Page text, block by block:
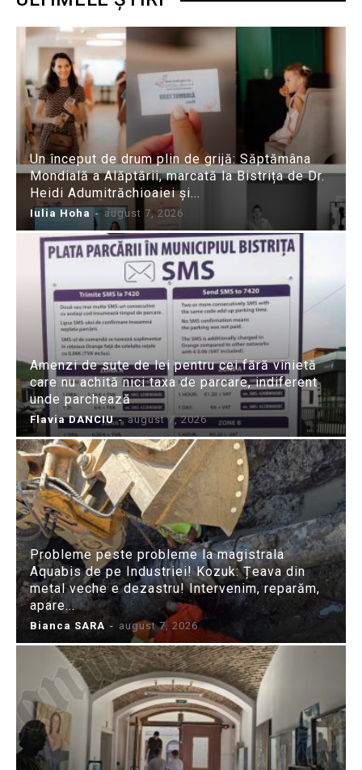
Un început de drum plin de grijă: Săptămâna
Mondială a Alăptării, marcată la Bistrița de Dr.
Heidi Adumitrăchioaiei și...
Iulia Hoha - august 7, 2026
Amenzi de sute de lei pentru cei fără vinietă
care nu achită nici taxa de parcare, indiferent
unde parchează
Flavia DANCIU - august 7, 2026
Probleme peste probleme la magistrala
Aquabis de pe Industriei! Kozuk: Țeava din
metal veche e dezastru! Intervenim, reparăm,
apare...
Bianca SARA - august 7, 2026